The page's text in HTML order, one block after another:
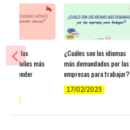
¿Cuáles son los idiomas
más demandados por las
empresas para trabajar?
17/02/2023
son las
móviles más
aprender